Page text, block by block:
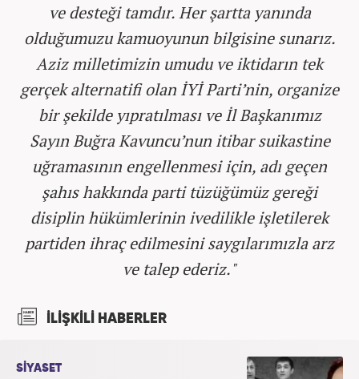
ve desteği tamdır. Her şartta yanında
olduğumuzu kamuoyunun bilgisine sunarız.
Aziz milletimizin umudu ve iktidarın tek
gerçek alternatifi olan İYİ Parti’nin, organize
bir şekilde yıpratılması ve İl Başkanımız
Sayın Buğra Kavuncu’nun itibar suikastine
uğramasının engellenmesi için, adı geçen
şahıs hakkında parti tüzüğümüz gereği
disiplin hükümlerinin ivedilikle işletilerek
partiden ihraç edilmesini saygılarımızla arz
ve talep ederiz."
İLİŞKİLİ HABERLER
SİYASET